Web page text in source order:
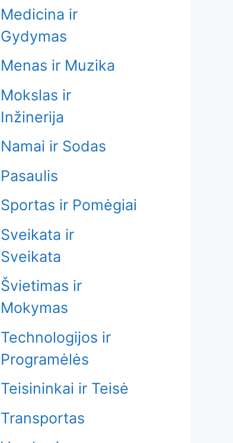
Medicina ir
Gydymas
Menas ir Muzika
Mokslas ir
Inžinerija
Namai ir Sodas
Pasaulis
Sportas ir Pomėgiai
Sveikata ir
Sveikata
Švietimas ir
Mokymas
Technologijos ir
Programėlės
Teisininkai ir Teisė
Transportas